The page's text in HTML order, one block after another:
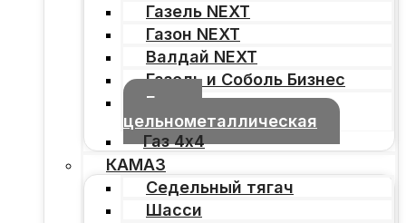
Газель NEXT
Газон NEXT
Валдай NEXT
Газель и Соболь Бизнес
Газель
цельнометаллическая
Газ 4х4
КАМАЗ
Седельный тягач
Шасси